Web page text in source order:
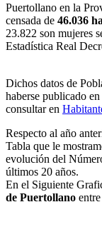
Puertollano en la
censada de 46.036
23.822 son mujeres
Estadística Real
Dichos datos de
haberse publicado
consultar en
Respecto al año
Tabla que le
evolución del
últimos 20 años.
En el Siguiente
de Puertollano